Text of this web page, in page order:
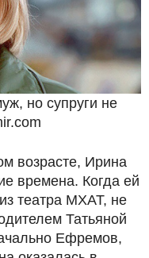
но супруги не
возрасте, Ирина
времена. Когда ей
театра МХАТ, не
Татьяной
Ефремов,